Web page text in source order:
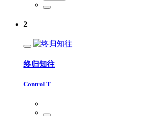
2
终归知往
Control T